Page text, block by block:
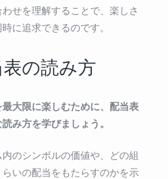
せを理解することで、楽しさ
に追求できるのです。
の読み方
大限に楽しむために、配当表
み方を学びましょう。
のシンボルの価値や、どの組
いの配当をもたらすのかを示